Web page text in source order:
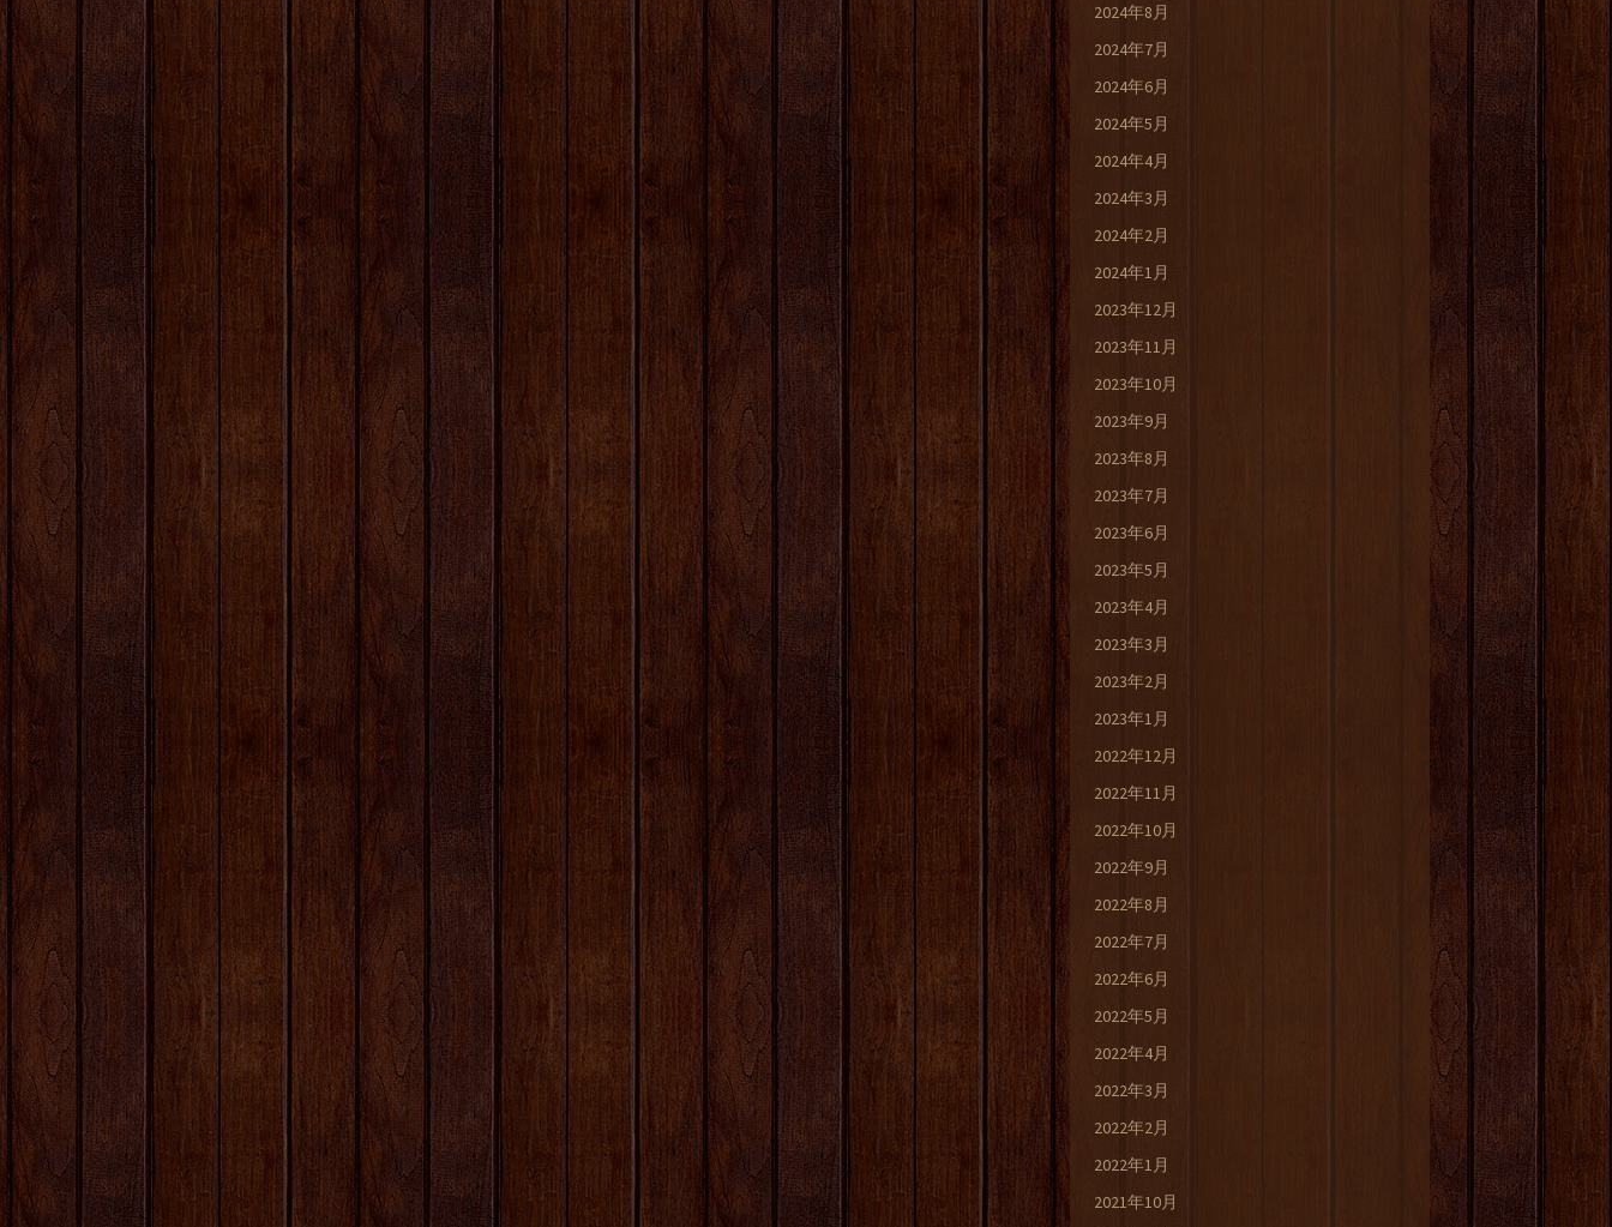
2024年8月
2024年7月
2024年6月
2024年5月
2024年4月
2024年3月
2024年2月
2024年1月
2023年12月
2023年11月
2023年10月
2023年9月
2023年8月
2023年7月
2023年6月
2023年5月
2023年4月
2023年3月
2023年2月
2023年1月
2022年12月
2022年11月
2022年10月
2022年9月
2022年8月
2022年7月
2022年6月
2022年5月
2022年4月
2022年3月
2022年2月
2022年1月
2021年10月